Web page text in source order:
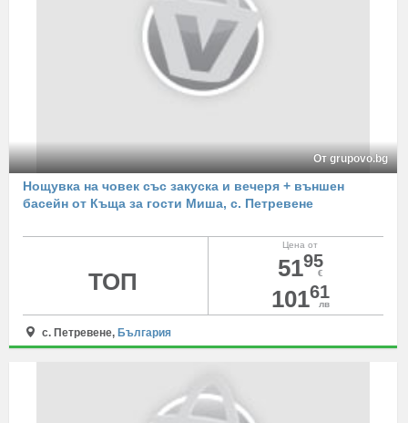
От grupovo.bg
Нощувка на човек със закуска и вечеря + външен
басейн от Къща за гости Миша, с. Петревене
Цена от
5195
€
10161
лв
ТОП
с. Петревене, България